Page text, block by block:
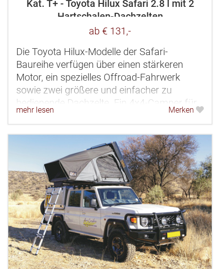
Kat. T+ - Toyota Hilux Safari 2.8 l mit 2
Hartschalen-Dachzelten
ab € 131,-
Die Toyota Hilux-Modelle der Safari-
Baureihe verfügen über einen stärkeren
Motor, ein spezielles Offroad-Fahrwerk
sowie zwei größere und einfacher zu
bedienende Dachzelte. Ein 4x4-Camper für
3-4 Personen.
mehr lesen Merken